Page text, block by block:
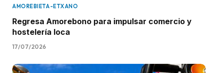
AMOREBIETA-ETXANO
Regresa Amorebono para impulsar comercio y
hostelería loca
17/07/2026